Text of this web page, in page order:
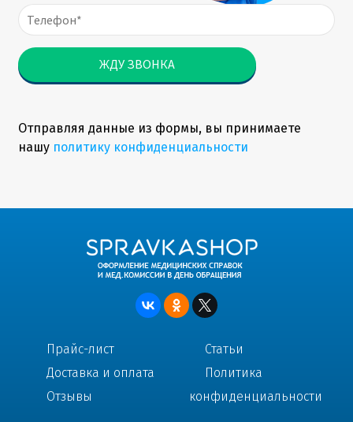
Отправляя данные из формы, вы принимаете
нашу политику конфиденциальности
Прайс-лист
Доставка и оплата
Отзывы
Статьи
Политика
конфиденциальности